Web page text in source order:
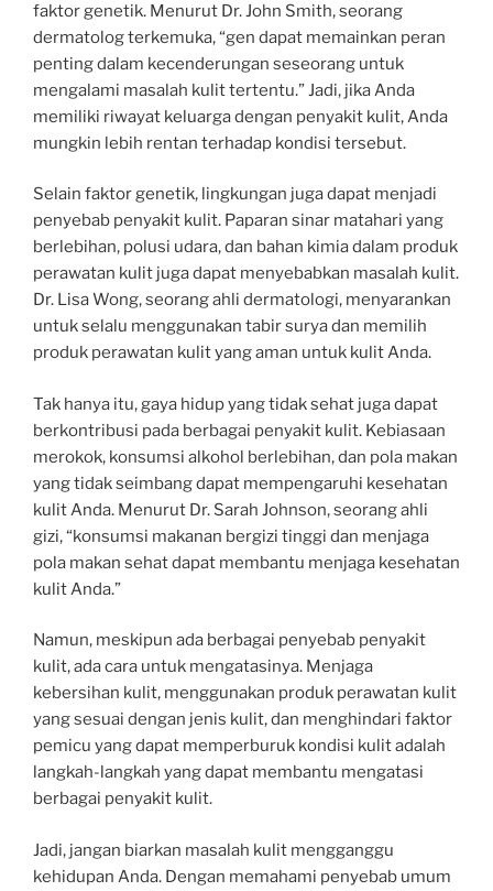
faktor genetik. Menurut Dr. John Smith, seorang
dermatolog terkemuka, “gen dapat memainkan peran
penting dalam kecenderungan seseorang untuk
mengalami masalah kulit tertentu.” Jadi, jika Anda
memiliki riwayat keluarga dengan penyakit kulit, Anda
mungkin lebih rentan terhadap kondisi tersebut.
Selain faktor genetik, lingkungan juga dapat menjadi
penyebab penyakit kulit. Paparan sinar matahari yang
berlebihan, polusi udara, dan bahan kimia dalam produk
perawatan kulit juga dapat menyebabkan masalah kulit.
Dr. Lisa Wong, seorang ahli dermatologi, menyarankan
untuk selalu menggunakan tabir surya dan memilih
produk perawatan kulit yang aman untuk kulit Anda.
Tak hanya itu, gaya hidup yang tidak sehat juga dapat
berkontribusi pada berbagai penyakit kulit. Kebiasaan
merokok, konsumsi alkohol berlebihan, dan pola makan
yang tidak seimbang dapat mempengaruhi kesehatan
kulit Anda. Menurut Dr. Sarah Johnson, seorang ahli
gizi, “konsumsi makanan bergizi tinggi dan menjaga
pola makan sehat dapat membantu menjaga kesehatan
kulit Anda.”
Namun, meskipun ada berbagai penyebab penyakit
kulit, ada cara untuk mengatasinya. Menjaga
kebersihan kulit, menggunakan produk perawatan kulit
yang sesuai dengan jenis kulit, dan menghindari faktor
pemicu yang dapat memperburuk kondisi kulit adalah
langkah-langkah yang dapat membantu mengatasi
berbagai penyakit kulit.
Jadi, jangan biarkan masalah kulit mengganggu
kehidupan Anda. Dengan memahami penyebab umum